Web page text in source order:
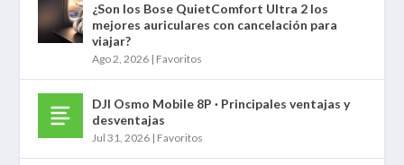
¿Son los Bose QuietComfort Ultra 2 los
mejores auriculares con cancelación para
viajar?
Ago 2, 2026 | Favoritos
DJI Osmo Mobile 8P · Principales ventajas y
desventajas
Jul 31, 2026 | Favoritos